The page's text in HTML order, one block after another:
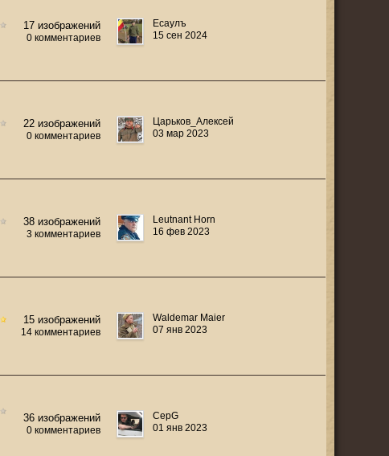
17 изображений
0 комментариев
Есаулъ
15 сен 2024
22 изображений
0 комментариев
Царьков_Алексей
03 мар 2023
38 изображений
3 комментариев
Leutnant Horn
16 фев 2023
15 изображений
14 комментариев
Waldemar Maier
07 янв 2023
36 изображений
0 комментариев
СерG
01 янв 2023